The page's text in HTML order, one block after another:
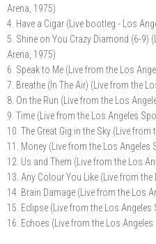
Arena, 1975)
4. Have a Cigar (Live bootleg - Los
5. Shine on You Crazy Diamond (6-9)
Arena, 1975)
6. Speak to Me (Live from the Los
7. Breathe (In The Air) (Live from the
8. On the Run (Live from the Los
9. Time (Live from the Los Angeles
10. The Great Gig in the Sky (Live
11. Money (Live from the Los Angeles
12. Us and Them (Live from the Los
13. Any Colour You Like (Live from
14. Brain Damage (Live from the Los
15. Eclipse (Live from the Los Angeles
16. Echoes (Live from the Los